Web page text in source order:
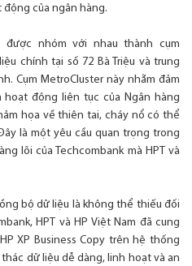
của ngân hàng.
được nhóm với nhau thành cụm
chính tại số 72 Bà Triệu và trung
Cụm MetroCluster này nhằm đảm
động liên tục của Ngân hàng
họa về thiên tai, cháy nổ có thể
là một yêu cầu quan trọng trong
lõi của Techcombank mà HPT và
bộ dữ liệu là không thể thiếu đối
HPT và HP Việt Nam đã cung
XP Business Copy trên hệ thống
dữ liệu dễ dàng, linh hoạt và an